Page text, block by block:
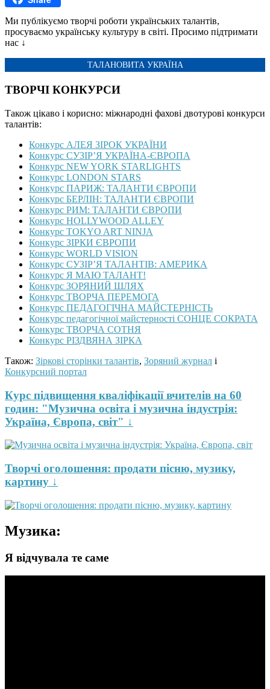
Ми публікуємо творчі роботи українських талантів,
просуваємо українську культуру в світі. Просимо підтримати
нас ↓
ТАЛАНОВИТА УКРАЇНА
ТВОРЧІ КОНКУРСИ
Також цікаво і корисно: міжнародні фахові двотурові конкурси
талантів:
Конкурс АЛЕЯ ЗІРОК УКРАЇНИ
Конкурс СУЗІР’Я УКРАЇНА-ЄВРОПА
Конкурс NEW YORK STARLIGHTS
Конкурс LONDON STARS
Конкурс ПАРИЖ: ТАЛАНТИ ЄВРОПИ
Конкурс БЕРЛІН: ТАЛАНТИ ЄВРОПИ
Конкурс РИМ: ТАЛАНТИ ЄВРОПИ
Конкурс HOLLYWOOD ALLEY
Конкурс TOKYO ART NINJA
Конкурс ЗІРКИ ЄВРОПИ
Конкурс WORLD VISION
Конкурс СУЗІР’Я ТАЛАНТІВ: АМЕРИКА
Конкурс Я МАЮ ТАЛАНТ!
Конкурс ЗОРЯНИЙ ШЛЯХ
Конкурс ТВОРЧА ПЕРЕМОГА
Конкурс ПЕДАГОГІЧНА МАЙСТЕРНІСТЬ
Конкурс педагогічної майстерності СОНЦЕ СОКРАТА
Конкурс ТВОРЧА СОТНЯ
Конкурс РІЗДВЯНА ЗІРКА
Також: Зіркові сторінки талантів, Зоряний журнал і
Конкурсний портал
Курс підвищення кваліфікації вчителів на 60
годин: "Музична освіта і музична індустрія:
Україна, Європа, світ" ↓
Творчі оголошення: продати пісню, музику,
картину ↓
Музика:
Я відчувала те саме